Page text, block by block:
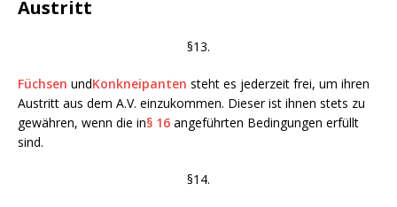
Austritt
§13.
Füchsen undKonkneipanten steht es jederzeit frei, um ihren
Austritt aus dem A.V. einzukommen. Dieser ist ihnen stets zu
gewähren, wenn die in§ 16 angeführten Bedingungen erfüllt
sind.
§14.